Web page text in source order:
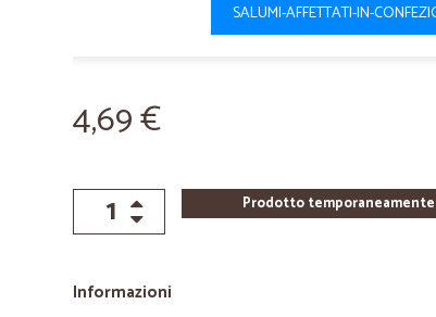
SALUMI-AFFETTATI-IN-
4,69 €
Prodotto
Informazioni